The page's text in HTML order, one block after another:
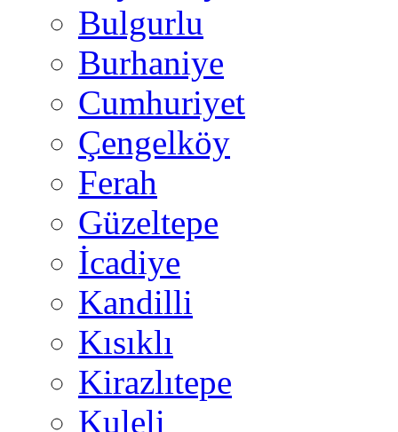
Bulgurlu
Burhaniye
Cumhuriyet
Çengelköy
Ferah
Güzeltepe
İcadiye
Kandilli
Kısıklı
Kirazlıtepe
Kuleli